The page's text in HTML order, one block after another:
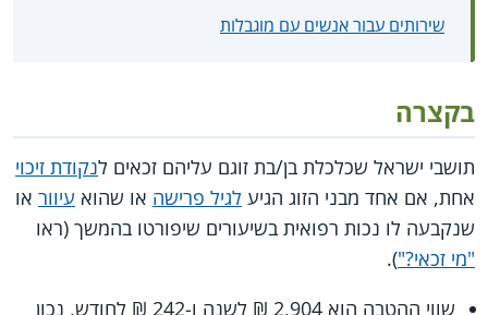
שירותים עבור אנשים עם מוגבלות
בקצרה
תושבי ישראל שכלכלת בן/בת זוגם עליהם זכאים לנקודת זיכוי
אחת, אם אחד מבני הזוג הגיע לגיל פרישה או שהוא עיוור או
שנקבעה לו נכות רפואית בשיעורים שיפורטו בהמשך (ראו
"מי זכאי?").
שווי ההטבה הוא 2,904 ₪ לשנה ו-242 ₪ לחודש, נכון